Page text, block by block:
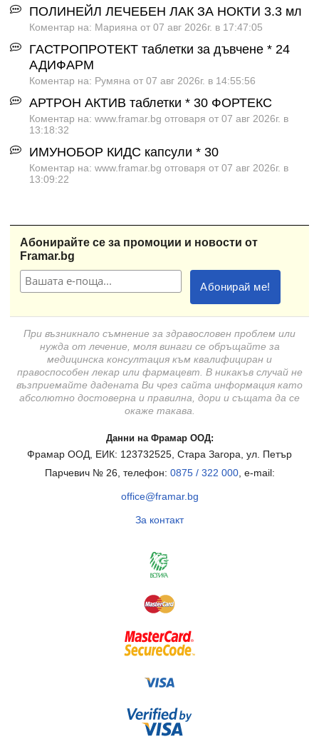
ПОЛИНЕЙЛ ЛЕЧЕБЕН ЛАК ЗА НОКТИ 3.3 мл
Коментар на: Марияна от 07 авг 2026г. в 17:47:05
ГАСТРОПРОТЕКТ таблетки за дъвчене * 24
АДИФАРМ
Коментар на: Румяна от 07 авг 2026г. в 14:55:56
АРТРОН АКТИВ таблетки * 30 ФОРТЕКС
Коментар на: www.framar.bg отговаря от 07 авг 2026г. в
13:18:32
ИМУНОБОР КИДС капсули * 30
Коментар на: www.framar.bg отговаря от 07 авг 2026г. в
13:09:22
Абонирайте се за промоции и новости от
Framar.bg
При възникнало съмнение за здравословен проблем или
нужда от лечение, моля винаги се обръщайте за
медицинска консултация към квалифициран и
правоспособен лекар или фармацевт. В никакъв случай не
възприемайте дадената Ви чрез сайта информация като
абсолютно достоверна и правилна, дори и същата да се
окаже такава.
Данни на Фрамар ООД:
Фрамар ООД, ЕИК: 123732525, Стара Загора, ул. Петър
Парчевич № 26, телефон: 0875 / 322 000, e-mail:
office@framar.bg
За контакт